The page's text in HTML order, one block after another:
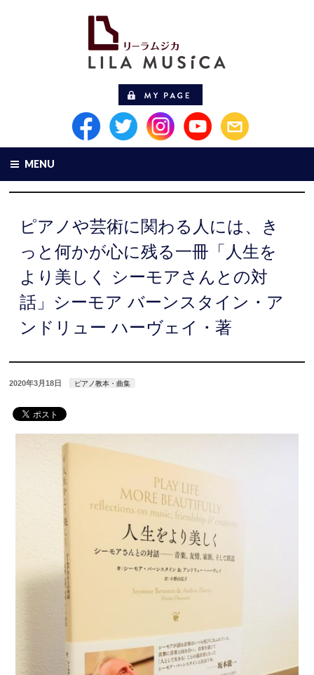
MENU
ピアノや芸術に関わる人には、き
っと何かが心に残る一冊「人生を
より美しく シーモアさんとの対
話」シーモア バーンスタイン・ア
ンドリュー ハーヴェイ・著
2020年3月18日 ピアノ教本・曲集